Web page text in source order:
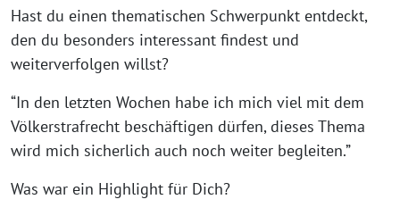
Hast du einen thematischen Schwerpunkt entdeckt,
den du besonders interessant findest und
weiterverfolgen willst?
“In den letzten Wochen habe ich mich viel mit dem
Völkerstrafrecht beschäftigen dürfen, dieses Thema
wird mich sicherlich auch noch weiter begleiten.”
Was war ein Highlight für Dich?